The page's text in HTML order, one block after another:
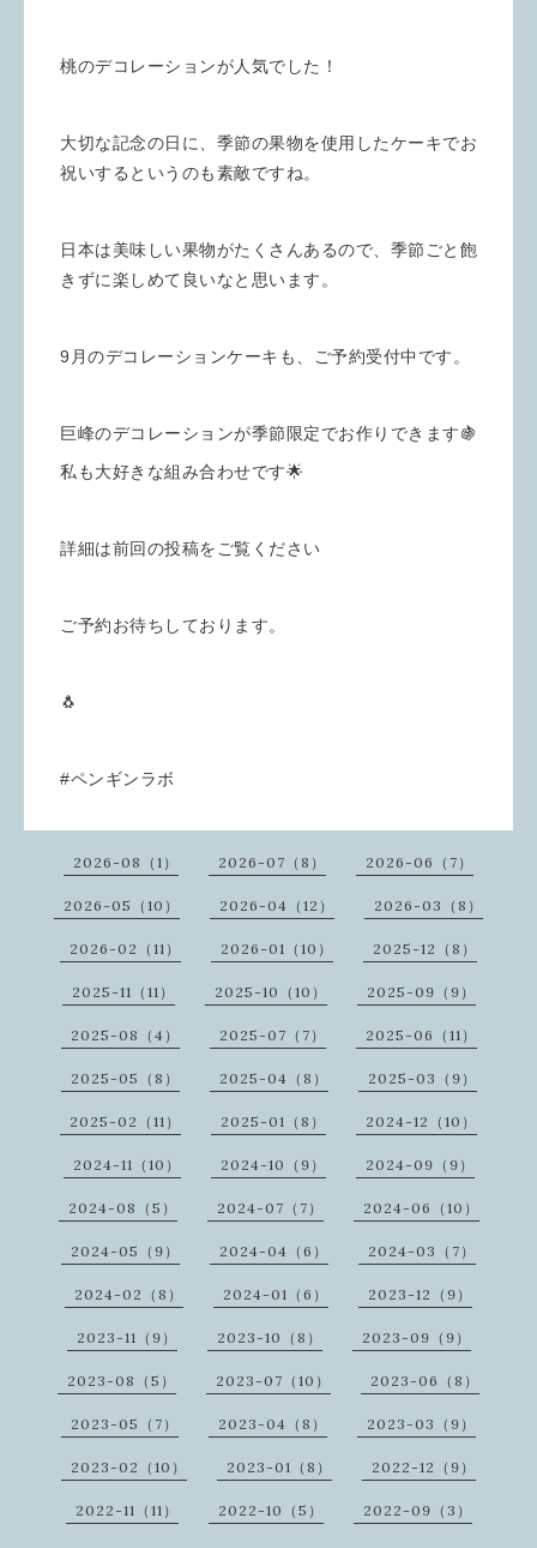
桃のデコレーションが人気でした！
大切な記念の日に、季節の果物を使用したケーキでお
祝いするというのも素敵ですね。
日本は美味しい果物がたくさんあるので、季節ごと飽
きずに楽しめて良いなと思います。
9月のデコレーションケーキも、ご予約受付中です。
巨峰のデコレーションが季節限定でお作りできます🍇
私も大好きな組み合わせです🌟
詳細は前回の投稿をご覧ください
ご予約お待ちしております。
🐧
#ペンギンラボ
2026-08（1） 2026-07（8） 2026-06（7）
2026-05（10） 2026-04（12） 2026-03（8）
2026-02（11） 2026-01（10） 2025-12（8）
2025-11（11） 2025-10（10） 2025-09（9）
2025-08（4） 2025-07（7） 2025-06（11）
2025-05（8） 2025-04（8） 2025-03（9）
2025-02（11） 2025-01（8） 2024-12（10）
2024-11（10） 2024-10（9） 2024-09（9）
2024-08（5） 2024-07（7） 2024-06（10）
2024-05（9） 2024-04（6） 2024-03（7）
2024-02（8） 2024-01（6） 2023-12（9）
2023-11（9） 2023-10（8） 2023-09（9）
2023-08（5） 2023-07（10） 2023-06（8）
2023-05（7） 2023-04（8） 2023-03（9）
2023-02（10） 2023-01（8） 2022-12（9）
2022-11（11） 2022-10（5） 2022-09（3）